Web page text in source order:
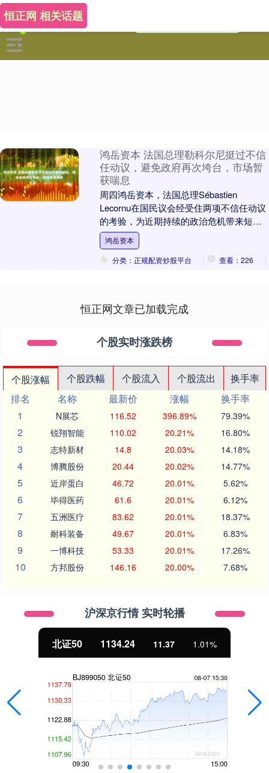
恒正网 相关话题
鸿岳资本 法国总理勒科尔尼挺过不信
任动议，避免政府再次垮台，市场暂
获喘息
周四鸿岳资本，法国总理Sébastien
Lecornu在国民议会经受住两项不信任动议
的考验，为近期持续的政治危机带来短暂
缓和。这场胜利暂时避免了可能引发的提
前....
鸿岳资本
分类：正规配资炒股平台
查看：226
恒正网文章已加载完成
个股实时涨跌榜
个股涨幅 个股跌幅 个股流入 个股流出
换手率
排名
名称 最新价 涨幅
换手率
1
N展芯 116.52 396.89% 79.39%
2 锐翔智能 110.02 20.21% 16.80%
3 志特新材 14.8 20.03% 14.18%
4 博腾股份 20.44 20.02% 14.77%
5 近岸蛋白 46.72 20.01% 5.62%
6 毕得医药 61.6 20.01% 6.12%
7 五洲医疗 83.62 20.01% 18.37%
8 耐科装备 49.67 20.01% 6.83%
9 一博科技 53.33 20.01% 17.26%
10 方邦股份 146.16 20.00% 7.68%
沪深京行情 实时轮播
北证50 1134.24 11.37 1.01%